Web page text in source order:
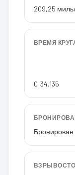
209,25
ВРЕМЯ
0:34.135
Бронирован